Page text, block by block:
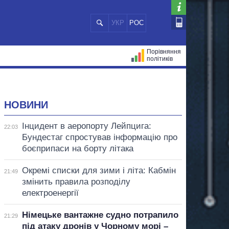
УКР РОС
Порівняння
політиків
НОВИНИ
22:03
Інцидент в аеропорту Лейпцига:
Бундестаг спростував інформацію про
боєприпаси на борту літака
21:49
Окремі списки для зими і літа: Кабмін
змінить правила розподілу
електроенергії
21:29
Німецьке вантажне судно потрапило
під атаку дронів у Чорному морі –